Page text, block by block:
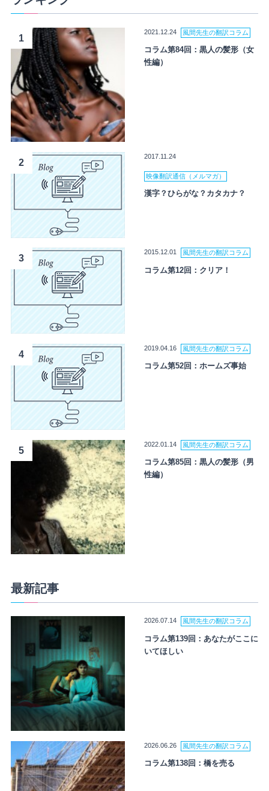
1
2021.12.24 風間先生の翻訳コラム
コラム第84回：黒人の髪形（女
性編）
2
2017.11.24
映像翻訳通信（メルマガ）
漢字？ひらがな？カタカナ？
3
2015.12.01 風間先生の翻訳コラム
コラム第12回：クリア！
4
2019.04.16 風間先生の翻訳コラム
コラム第52回：ホームズ事始
5
2022.01.14 風間先生の翻訳コラム
コラム第85回：黒人の髪形（男
性編）
最新記事
2026.07.14 風間先生の翻訳コラム
コラム第139回：あなたがここに
いてほしい
2026.06.26 風間先生の翻訳コラム
コラム第138回：橋を売る